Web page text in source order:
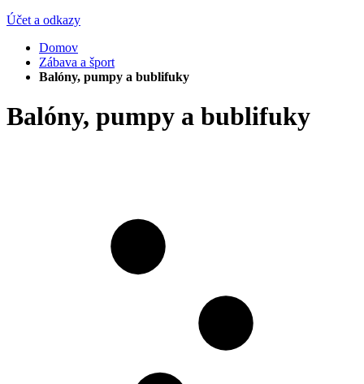
Účet a odkazy
Domov
Zábava a šport
Balóny, pumpy a bublifuky
Balóny, pumpy a bublifuky